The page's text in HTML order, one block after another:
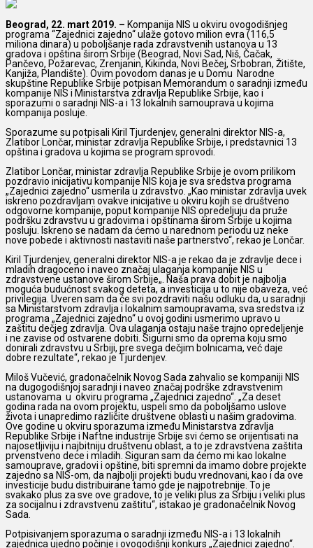
Beograd, 22. mart 2019. – Kompanija NIS u okviru ovogodišnjeg
programa “Zajednici zajedno“ ulaže gotovo milion evra (116,5
miliona dinara) u poboljšanje rada zdravstvenih ustanova u 13
gradova i opština širom Srbije (Beograd, Novi Sad, Niš, Čačak,
Pančevo, Požarevac, Zrenjanin, Kikinda, Novi Bečej, Srbobran, Žitište,
Kanjiža, Plandište). Ovim povodom danas je u Domu Narodne
skupštine Republike Srbije potpisan Memorandum o saradnji između
kompanije NIS i Ministarstva zdravlja Republike Srbije, kao i
sporazumi o saradnji NIS-a i 13 lokalnih samouprava u kojima
kompanija posluje.
Sporazume su potpisali Kiril Tjurdenjev, generalni direktor NIS-a,
Zlatibor Lončar, ministar zdravlja Republike Srbije, i predstavnici 13
opština i gradova u kojima se program sprovodi.
Zlatibor Lončar, ministar zdravlja Republike Srbije je ovom prilikom
pozdravio inicijativu kompanije NIS koja je sva sredstva programa
„Zajednici zajedno“ usmerila u zdravstvo. „Kao ministar zdravlja uvek
iskreno pozdravljam ovakve inicijative u okviru kojih se društveno
odgovorne kompanije, poput kompanije NIS opredeljuju da pruže
podršku zdravstvu u gradovima i opštinama širom Srbije u kojima
posluju. Iskreno se nadam da ćemo u narednom periodu uz neke
nove pobede i aktivnosti nastaviti naše partnerstvo“, rekao je Lončar.
Kiril Tjurdenjev, generalni direktor NIS-a je rekao da je zdravlje dece i
mladih dragoceno i naveo značaj ulaganja kompanije NIS u
zdravstvene ustanove širom Srbije„. Naša prava dobit je najbolja
moguća budućnost svakog deteta, a investicija u to nije obaveza, već
privilegija. Uveren sam da će svi pozdraviti našu odluku da, u saradnji
sa Ministarstvom zdravlja i lokalnim samoupravama, sva sredstva iz
programa „Zajednici zajedno“ u ovoj godini usmerimo upravo u
zaštitu dečjeg zdravlja. Ova ulaganja ostaju naše trajno opredeljenje
i ne zavise od ostvarene dobiti. Sigurni smo da oprema koju smo
donirali zdravstvu u Srbiji, pre svega dečjim bolnicama, već daje
dobre rezultate“, rekao je Tjurdenjev.
Miloš Vučević, gradonačelnik Novog Sada zahvalio se kompaniji NIS
na dugogodišnjoj saradnji i naveo značaj podrške zdravstvenim
ustanovama u okviru programa „Zajednici zajedno“. „Za deset
godina rada na ovom projektu, uspeli smo da poboljšamo uslove
života i unapredimo različite društvene oblasti u našim gradovima.
Ove godine u okviru sporazuma između Ministarstva zdravlja
Republike Srbije i Naftne industrije Srbije svi ćemo se orijentisati na
najosetljiviju i najbitniju društvenu oblast, a to je zdravstvena zaštita
prvenstveno dece i mladih. Siguran sam da ćemo mi kao lokalne
samouprave, gradovi i opštine, biti spremni da imamo dobre projekte
zajedno sa NIS-om, da najbolji projekti budu vrednovani, kao i da ove
investicije budu distribuirane tamo gde je najpotrebnije. To je
svakako plus za sve ove gradove, to je veliki plus za Srbiju i veliki plus
za socijalnu i zdravstvenu zaštitu“, istakao je gradonačelnik Novog
Sada.
Potpisivanjem sporazuma o saradnji između NIS-a i 13 lokalnih
zajednica ujedno počinje i ovogodišnji konkurs „Zajednici zajedno“.